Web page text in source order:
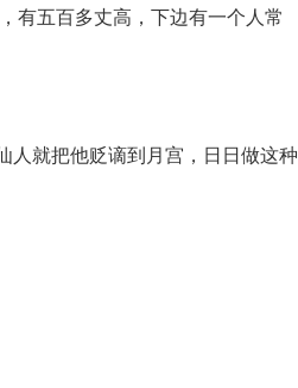
有五百多丈高，下边有一个人常
人就把他贬谪到月宫，日日做这种